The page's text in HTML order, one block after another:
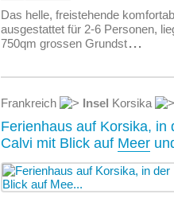
Das helle, freistehende
ausgestattet für 2-6 Personen,
750qm grossen Grundst...
Frankreich Insel Korsika
Ferienhaus auf Korsika, in
Calvi mit Blick auf Meer